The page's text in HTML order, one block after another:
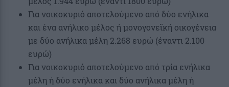
Για νοικοκυριό αποτελούμενο από δύο ενήλικα
και ένα ανήλικο μέλος ή μονογονεϊκή οικογένεια
με δύο ανήλικα μέλη 2.268 ευρώ (έναντι 2.100
ευρώ)
Για νοικοκυριό αποτελούμενο από τρία ενήλικα
μέλη ή δύο ενήλικα και δύο ανήλικα μέλη ή